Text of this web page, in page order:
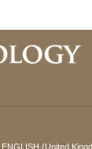
ENGLISH (United